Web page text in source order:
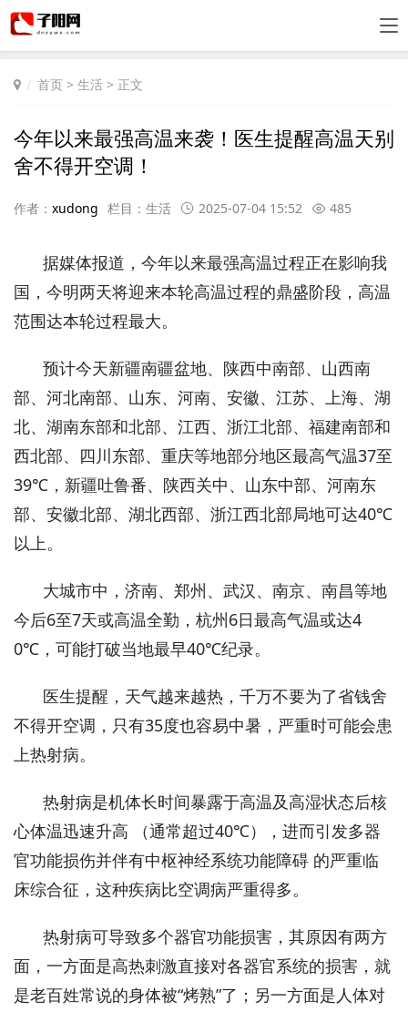
首页 > 生活 > 正文
今年以来最强高温来袭！医生提醒高温天别
舍不得开空调！
作者： xudong 栏目： 生活 2025-07-04 15:52 485
据媒体报道，今年以来最强高温过程正在影响我
国，今明两天将迎来本轮高温过程的鼎盛阶段，高温
范围达本轮过程最大。
预计今天新疆南疆盆地、陕西中南部、山西南
部、河北南部、山东、河南、安徽、江苏、上海、湖
北、湖南东部和北部、江西、浙江北部、福建南部和
西北部、四川东部、重庆等地部分地区最高气温37至
39℃，新疆吐鲁番、陕西关中、山东中部、河南东
部、安徽北部、湖北西部、浙江西北部局地可达40℃
以上。
大城市中，济南、郑州、武汉、南京、南昌等地
今后6至7天或高温全勤，杭州6日最高气温或达4
0℃，可能打破当地最早40℃纪录。
医生提醒，天气越来越热，千万不要为了省钱舍
不得开空调，只有35度也容易中暑，严重时可能会患
上热射病。
热射病是机体长时间暴露于高温及高湿状态后核
心体温迅速升高 （通常超过40℃），进而引发多器
官功能损伤并伴有中枢神经系统功能障碍 的严重临
床综合征，这种疾病比空调病严重得多。
热射病可导致多个器官功能损害，其原因有两方
面，一方面是高热刺激直接对各器官系统的损害，就
是老百姓常说的身体被“烤熟”了；另一方面是人体对